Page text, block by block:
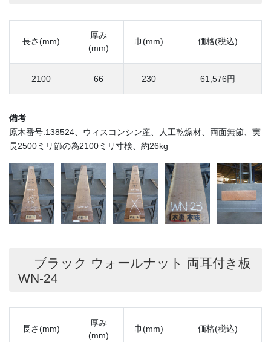
長さ(mm)
厚み
(mm)
巾(mm) 価格(税込)
2100 66 230 61,576円
備考
原木番号:138524、ウィスコンシン産、人工乾燥材、両面無節、実
長2500ミリ節の為2100ミリ寸検、約26kg
ブラック ウォールナット 両耳付き板
WN-24
長さ(mm)
厚み
(mm)
巾(mm) 価格(税込)